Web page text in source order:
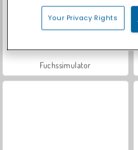
Fuchssimulator
Your Privacy Rights